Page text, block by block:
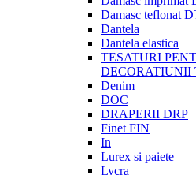
Damasc teflonat
Dantela
Dantela elastica
TESATURI
DECORATIUNII
Denim
DOC
DRAPERII DRP
Finet FIN
In
Lurex si paiete
Lycra